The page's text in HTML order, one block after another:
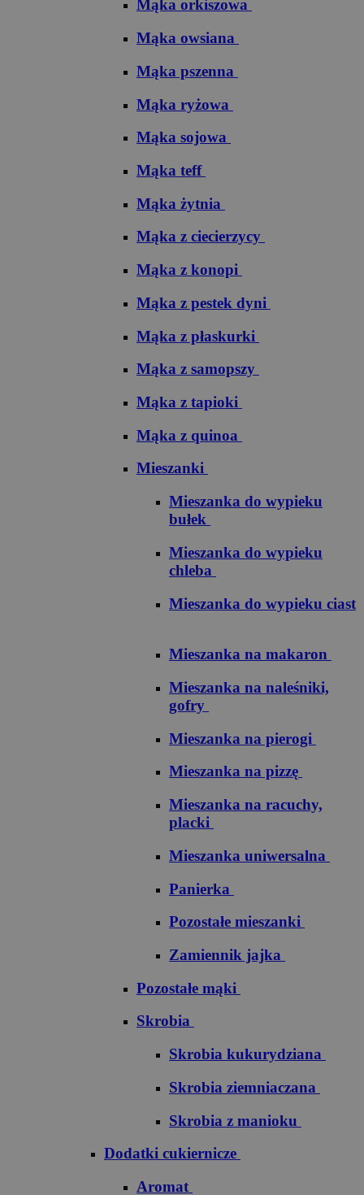
Mąka orkiszowa
Mąka owsiana
Mąka pszenna
Mąka ryżowa
Mąka sojowa
Mąka teff
Mąka żytnia
Mąka z ciecierzycy
Mąka z konopi
Mąka z pestek dyni
Mąka z płaskurki
Mąka z samopszy
Mąka z tapioki
Mąka z quinoa
Mieszanki
Mieszanka do wypieku
bułek
Mieszanka do wypieku
chleba
Mieszanka do wypieku ciast
Mieszanka na makaron
Mieszanka na naleśniki,
gofry
Mieszanka na pierogi
Mieszanka na pizzę
Mieszanka na racuchy,
placki
Mieszanka uniwersalna
Panierka
Pozostałe mieszanki
Zamiennik jajka
Pozostałe mąki
Skrobia
Skrobia kukurydziana
Skrobia ziemniaczana
Skrobia z manioku
Dodatki cukiernicze
Aromat